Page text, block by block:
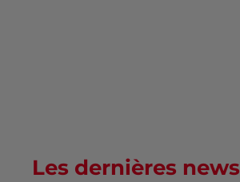
Les dernières news